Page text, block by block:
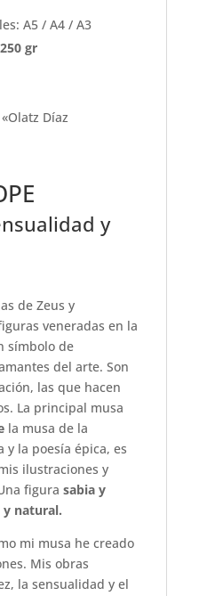
A5 / A4 / A3
gr
Díaz
y
de Zeus y
veneradas en la
símbolo de
del arte. Son
las que hacen
La principal musa
la musa de la
y la poesía épica, es
ilustraciones y
figura sabia y
y natural.
mi musa he creado
Mis obras
la sensualidad y el